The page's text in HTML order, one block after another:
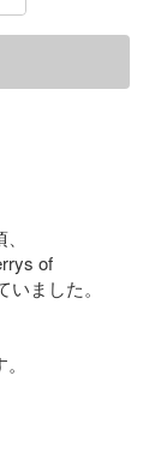
of
ました。